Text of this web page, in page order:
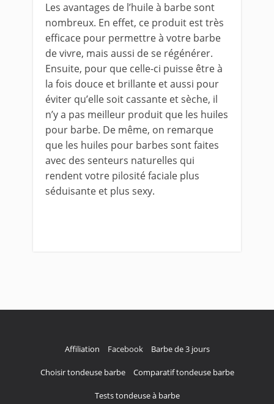
Les avantages de l’huile à barbe sont
nombreux. En effet, ce produit est très
efficace pour permettre à votre barbe
de vivre, mais aussi de se régénérer.
Ensuite, pour que celle-ci puisse être à
la fois douce et brillante et aussi pour
éviter qu’elle soit cassante et sèche, il
n’y a pas meilleur produit que les huiles
pour barbe. De même, on remarque
que les huiles pour barbes sont faites
avec des senteurs naturelles qui
rendent votre pilosité faciale plus
séduisante et plus sexy.
Affiliation Facebook Barbe de 3 jours
Choisir tondeuse barbe Comparatif tondeuse barbe
Tests tondeuse à barbe